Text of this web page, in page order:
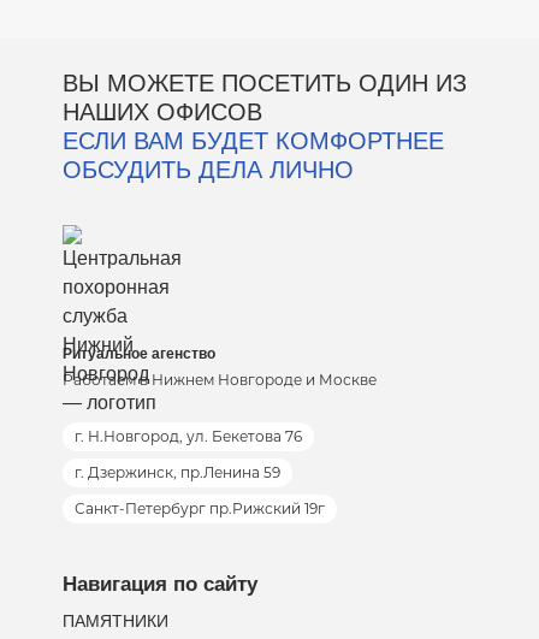
ВЫ МОЖЕТЕ ПОСЕТИТЬ ОДИН ИЗ
НАШИХ ОФИСОВ
ЕСЛИ ВАМ БУДЕТ КОМФОРТНЕЕ
ОБСУДИТЬ ДЕЛА ЛИЧНО
Ритуальное агенство
Работаем в Нижнем Новгороде и Москве
г. Н.Новгород, ул. Бекетова 76
г. Дзержинск, пр.Ленина 59
Санкт-Петербург пр.Рижский 19г
Навигация по сайту
ПАМЯТНИКИ